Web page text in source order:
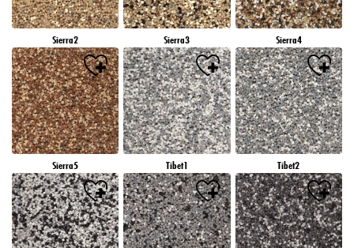
Sierra2 Sierra3 Sierra4
Sierra5 Tibet1 Tibet2